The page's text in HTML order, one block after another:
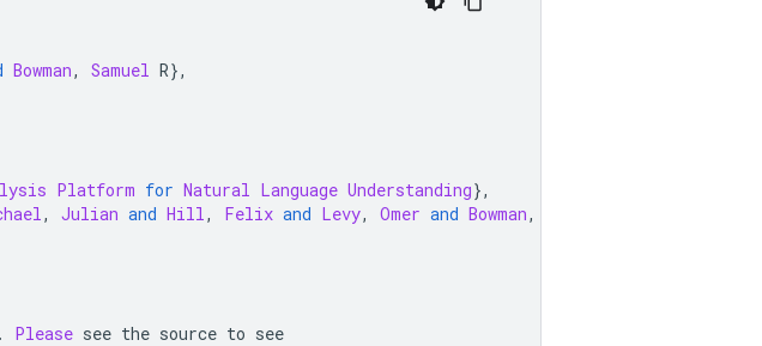
Bowman, Samuel R},
Platform for Natural Language Understanding},
, Julian and Hill, Felix and Levy, Omer and Bowman,
. Please see the source to see